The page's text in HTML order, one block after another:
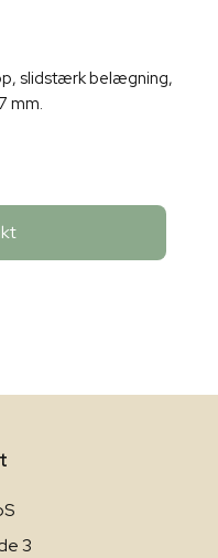
slidstærk belægning,
mm.
3